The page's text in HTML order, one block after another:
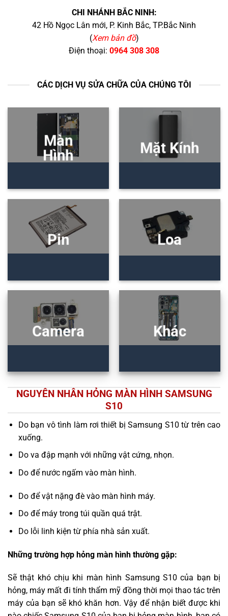
CHI NHÁNH BẮC NINH:
42 Hồ Ngọc Lân mới, P. Kinh Bắc, TP.Bắc Ninh
(Xem bản đồ)
Điện thoại: 0964 308 308
CÁC DỊCH VỤ SỬA CHỮA CỦA CHÚNG TÔI
Màn
Hình
Mặt Kính
Pin Loa
Camera Khác
NGUYÊN NHÂN HỎNG MÀN HÌNH SAMSUNG
S10
Do bạn vô tình làm rơi thiết bị Samsung S10 từ trên cao
xuống.
Do va đập mạnh với những vật cứng, nhọn.
Do để nước ngấm vào màn hình.
Do để vật nặng đè vào màn hình máy.
Do để máy trong túi quần quá trật.
Do lỗi linh kiện từ phía nhà sản xuất.
Những trường hợp hỏng màn hình thường gặp:
Sẽ thật khó chịu khi màn hình Samsung S10 của bạn bị
hỏng, máy mất đi tính thẩm mỹ đồng thời mọi thao tác trên
máy của bạn sẽ khó khăn hơn. Vậy để nhận biết được khi